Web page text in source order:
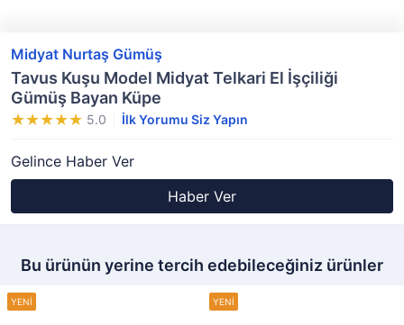
Midyat Nurtaş Gümüş
Tavus Kuşu Model Midyat Telkari El İşçiliği
Gümüş Bayan Küpe
5.0 İlk Yorumu Siz Yapın
Gelince Haber Ver
Haber Ver
Bu ürünün yerine tercih edebileceğiniz ürünler